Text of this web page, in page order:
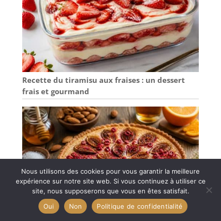
nettoyage après
cuisson. 🧁
【Emballage
renforcé pour une
meilleure
protection】 Pour
réduire les
dommages lors du
caissettes muffins
sont emballées
dans une boîte en
kraft robuste avec
support interne.
que chaque client
reçoive un produit
en parfait état.
Praticité】
Fabriquées en
papier alimentaire
résistant à haute
température et
anti-graisse, ces
caissettes tulipe
moule muffins
se détachent
facilement des
gâteaux. Placez-les
dans un moule et
versez la pâte ;
pas et évitent le
nettoyage après
cuisson. 🧁
【Emballage
Recette du tiramisu aux fraises : un dessert
frais et gourmand
Nous utilisons des cookies pour vous garantir la meilleure
expérience sur notre site web. Si vous continuez à utiliser ce
site, nous supposerons que vous en êtes satisfait.
Oui
Non Politique de confidentialité